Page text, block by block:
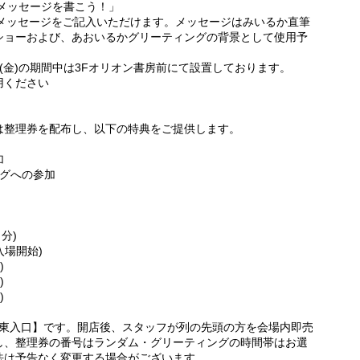
セージを書こう！」
セージをご記入いただけます。メッセージはみいるか直筆
ーおよび、あおいるかグリーティングの背景として使用予
)の期間中は3Fオリオン書房前にて設置しております。
ください
理券を配布し、以下の特典をご提供します。
への参加
)
場開始)
口】です。開店後、スタッフが列の先頭の方を会場内即売
整理券の番号はランダム・グリーティングの時間帯はお選